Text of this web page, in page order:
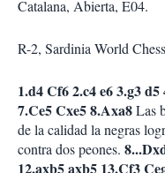
Catalana, Abierta, E04.
R-2, Sardinia World
1.d4 Cf6 2.c4 e6 3.g3
7.Ce5 Cxe5 8.Axa8Las
de la calidad la negras
contra dos peones.
12.axb5 axb5 13.Cf3